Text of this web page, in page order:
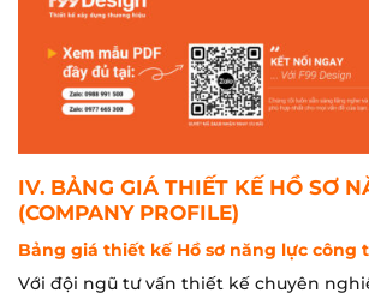
IV. BẢNG GIÁ THIẾT KẾ HỒ SƠ
(COMPANY PROFILE)
Bảng giá thiết kế Hồ sơ năng lực công
Với đội ngũ tư vấn thiết kế chuyên